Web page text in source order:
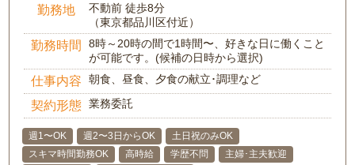
勤務地
不動前 徒歩8分
（東京都品川区付近）
勤務時間
8時～20時の間で1時間〜、好きな日に働くこと
が可能です。(候補の日時から選択)
仕事内容 朝食、昼食、夕食の献立･調理など
契約形態 業務委託
週1〜OK 週2〜3日からOK
土日祝のみOK
スキマ時間勤務OK
高時給 学歴不問
主婦･主夫歓迎